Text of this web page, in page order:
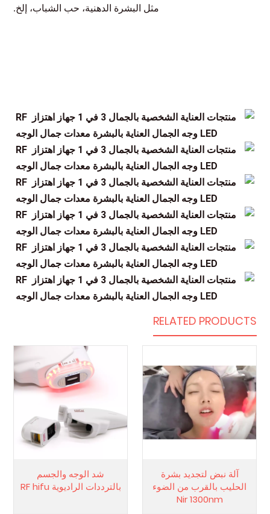
مثل البشرة الدهنية، حب الشباب، إلخ.
RELATED PRODUCTS
آلة نبض لتجديد بشرة
الحليب بالقرب من الضوء
Nir 1300nm
شد الوجه والجسم
بالترددات الراديوية RF hifu